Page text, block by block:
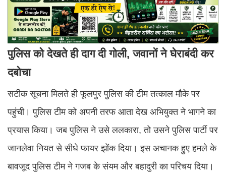
पुलिस को देखते ही दाग दी गोली, जवानों ने घेराबंदी कर
दबोचा
सटीक सूचना मिलते ही फूलपुर पुलिस की टीम तत्काल मौके पर
पहुंची। पुलिस टीम को अपनी तरफ आता देख अभियुक्त ने भागने का
प्रयास किया। जब पुलिस ने उसे ललकारा, तो उसने पुलिस पार्टी पर
जानलेवा नियत से सीधे फायर झोंक दिया। इस अचानक हुए हमले के
बावजूद पुलिस टीम ने गजब के संयम और बहादुरी का परिचय दिया।